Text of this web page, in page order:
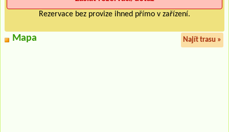
Rezervace bez provize ihned přímo v zařízení.
Mapa Najít trasu »